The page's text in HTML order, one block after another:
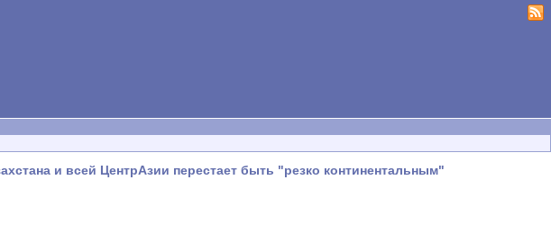
и всей ЦентрАзии перестает быть "резко континентальным"